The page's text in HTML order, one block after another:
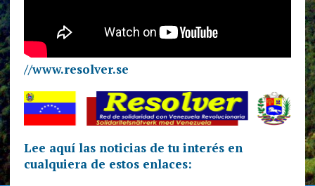
//www.resolver.se
Lee aquí las noticias de tu interés en
cualquiera de estos enlaces: